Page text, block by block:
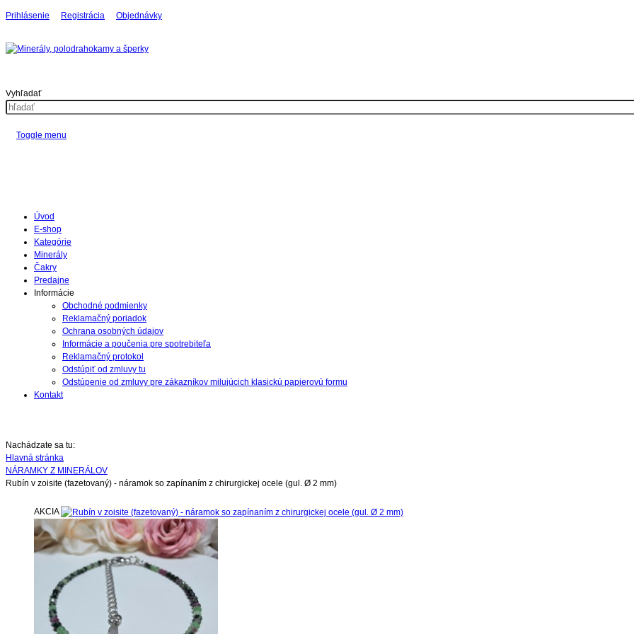
Prihlásenie Registrácia Objednávky
Vyhľadať
Toggle menu
Úvod
E-shop
Kategórie
Minerály
Čakry
Predajne
Informácie
Obchodné podmienky
Reklamačný poriadok
Ochrana osobných údajov
Informácie a poučenia pre spotrebiteľa
Reklamačný protokol
Odstúpiť od zmluvy tu
Odstúpenie od zmluvy pre zákazníkov milujúcich klasickú papierovú formu
Kontakt
Nachádzate sa tu:
Hlavná stránka
NÁRAMKY Z MINERÁLOV
Rubín v zoisite (fazetovaný) - náramok so zapínaním z chirurgickej ocele (gul. Ø 2 mm)
AKCIA